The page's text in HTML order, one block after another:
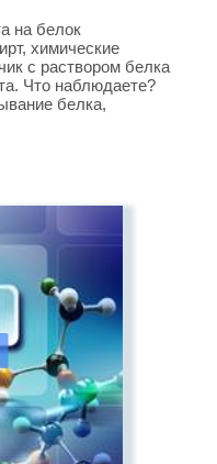
на белок
химические
с раствором белка
Что наблюдаете?
белка,